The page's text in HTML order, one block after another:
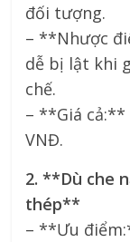
đối tượng.
– **Nhược
dễ bị lật khi
chế.
– **Giá cả:**
VNĐ.
2. **Dù che
thép**
– **Ưu